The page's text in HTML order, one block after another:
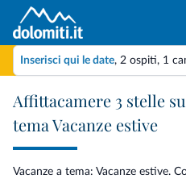
Inserisci qui le date, 2 ospiti, 1
Affittacamere 3 stelle
tema Vacanze estive
Vacanze a tema: Vacanze estive.